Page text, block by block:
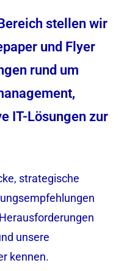
stellen wir
und Flyer
rund um
IT-Lösungen zur
strategische
unsere
kennen.